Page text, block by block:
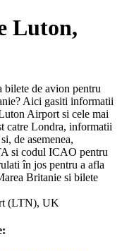
Luton,
de avion pentru
Aici gasiti informatii
Airport si cele mai
catre Londra, informatii
de asemenea,
si codul ICAO pentru
în jos pentru a afla
Britanie si bilete
(LTN), UK